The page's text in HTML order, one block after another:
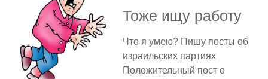
Тоже ищу работу
Что я умею? Пишу посты об
израильских партиях
Положительный пост о